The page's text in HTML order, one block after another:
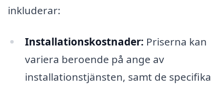
inkluderar:
Installationskostnader: Priserna kan
variera beroende på ange av
installationstjänsten, samt de specifika